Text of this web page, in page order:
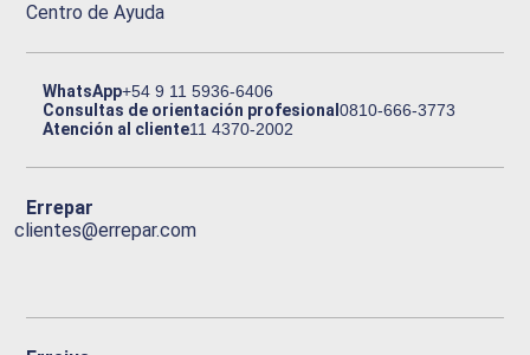
Centro de Ayuda
WhatsApp+54 9 11 5936-6406
Consultas de orientación profesional0810-666-3773
Atención al cliente11 4370-2002
Errepar
clientes@errepar.com